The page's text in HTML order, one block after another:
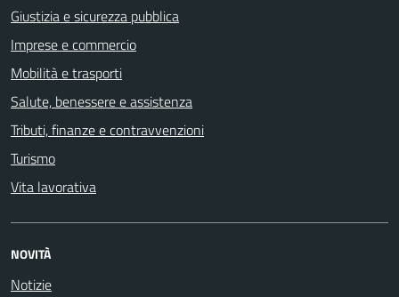
Giustizia e sicurezza pubblica
Imprese e commercio
Mobilità e trasporti
Salute, benessere e assistenza
Tributi, finanze e contravvenzioni
Turismo
Vita lavorativa
NOVITÀ
Notizie